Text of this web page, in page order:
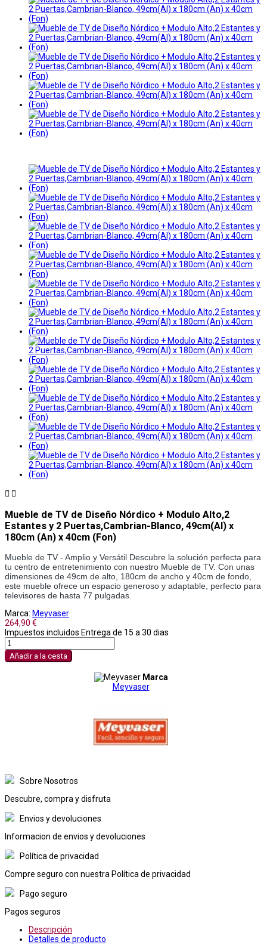
 
Mueble de TV de Diseño Nórdico + Modulo Alto,2
Estantes y 2 Puertas,Cambrian-Blanco, 49cm(Al) x
180cm (An) x 40cm (Fon)
Mueble de TV - Amplio y Versátil Descubre la solución perfecta para
tu centro de entretenimiento con nuestro Mueble de TV. Con unas
dimensiones de 49cm de alto, 180cm de ancho y 40cm de fondo,
este mueble ofrece un espacio generoso y adaptable, perfecto para
televisores de hasta 77 pulgadas.
Marca: Meyvaser
264,90 €
Impuestos incluidos Entrega de 15 a 30 dias
Añadir a la cesta
Marca
Meyvaser
Sobre Nosotros
Descubre, compra y disfruta
Envios y devoluciones
Informacion de envios y devoluciones
Política de privacidad
Compre seguro con nuestra Política de privacidad
Pago seguro
Pagos seguros
Descripción
Detalles de producto